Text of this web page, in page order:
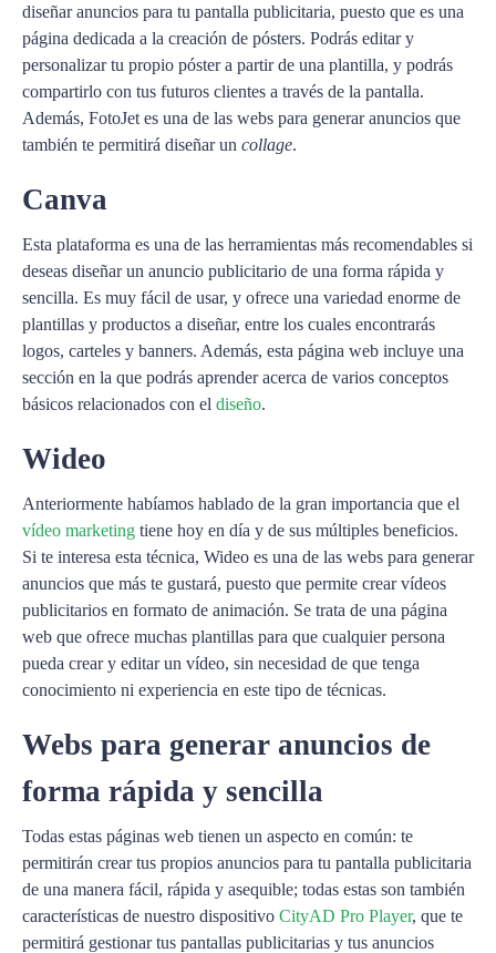
diseñar anuncios para tu pantalla publicitaria, puesto que es una
página dedicada a la creación de pósters. Podrás editar y
personalizar tu propio póster a partir de una plantilla, y podrás
compartirlo con tus futuros clientes a través de la pantalla.
Además, FotoJet es una de las webs para generar anuncios que
también te permitirá diseñar un collage.
Canva
Esta plataforma es una de las herramientas más recomendables si
deseas diseñar un anuncio publicitario de una forma rápida y
sencilla. Es muy fácil de usar, y ofrece una variedad enorme de
plantillas y productos a diseñar, entre los cuales encontrarás
logos, carteles y banners. Además, esta página web incluye una
sección en la que podrás aprender acerca de varios conceptos
básicos relacionados con el diseño.
Wideo
Anteriormente habíamos hablado de la gran importancia que el
vídeo marketing tiene hoy en día y de sus múltiples beneficios.
Si te interesa esta técnica, Wideo es una de las webs para generar
anuncios que más te gustará, puesto que permite crear vídeos
publicitarios en formato de animación. Se trata de una página
web que ofrece muchas plantillas para que cualquier persona
pueda crear y editar un vídeo, sin necesidad de que tenga
conocimiento ni experiencia en este tipo de técnicas.
Webs para generar anuncios de
forma rápida y sencilla
Todas estas páginas web tienen un aspecto en común: te
permitirán crear tus propios anuncios para tu pantalla publicitaria
de una manera fácil, rápida y asequible; todas estas son también
características de nuestro dispositivo CityAD Pro Player, que te
permitirá gestionar tus pantallas publicitarias y tus anuncios